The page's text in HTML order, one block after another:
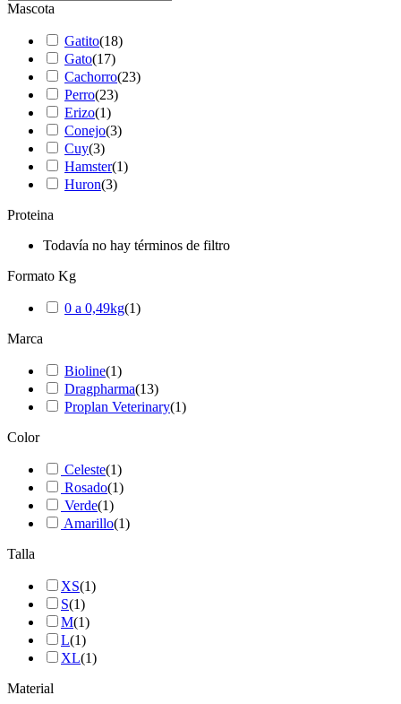
Mascota
Gatito(18)
Gato(17)
Cachorro(23)
Perro(23)
Erizo(1)
Conejo(3)
Cuy(3)
Hamster(1)
Huron(3)
Proteina
Todavía no hay términos de filtro
Formato Kg
0 a 0,49kg(1)
Marca
Bioline(1)
Dragpharma(13)
Proplan Veterinary(1)
Color
Celeste(1)
Rosado(1)
Verde(1)
Amarillo(1)
Talla
XS(1)
S(1)
M(1)
L(1)
XL(1)
Material